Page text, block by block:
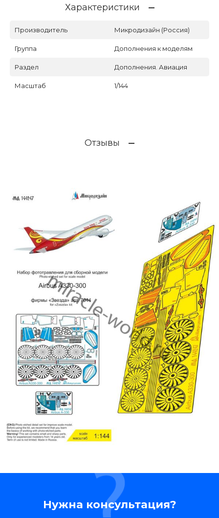
Характеристики
Производитель Микродизайн (Россия)
Группа Дополнения к моделям
Раздел Дополнения. Авиация
Масштаб 1/144
Отзывы
Нужна консультация?